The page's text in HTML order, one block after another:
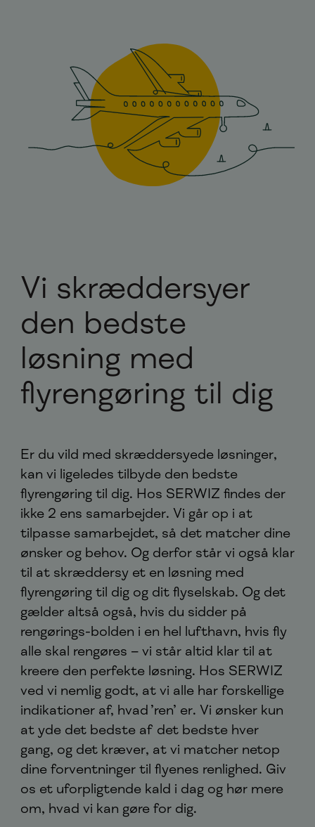
Vi skræddersyer
den bedste
løsning med
flyrengøring til dig
Er du vild med skræddersyede løsninger,
kan vi ligeledes tilbyde den bedste
flyrengøring til dig. Hos SERWIZ findes der
ikke 2 ens samarbejder. Vi går op i at
tilpasse samarbejdet, så det matcher dine
ønsker og behov. Og derfor står vi også klar
til at skræddersy et en løsning med
flyrengøring til dig og dit flyselskab. Og det
gælder altså også, hvis du sidder på
rengørings-bolden i en hel lufthavn, hvis fly
alle skal rengøres – vi står altid klar til at
kreere den perfekte løsning. Hos SERWIZ
ved vi nemlig godt, at vi alle har forskellige
indikationer af, hvad ’ren’ er. Vi ønsker kun
at yde det bedste af det bedste hver
gang, og det kræver, at vi matcher netop
dine forventninger til flyenes renlighed. Giv
os et uforpligtende kald i dag og hør mere
om, hvad vi kan gøre for dig.